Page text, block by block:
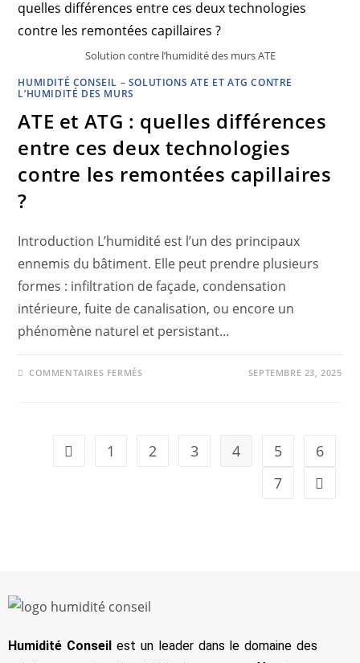
Solution contre l’humidité des murs ATE
HUMIDITÉ CONSEIL – SOLUTIONS ATE ET ATG CONTRE
L’HUMIDITÉ DES MURS
ATE et ATG : quelles différences
entre ces deux technologies
contre les remontées capillaires
?
Introduction L’humidité est l’un des principaux
ennemis du bâtiment. Elle peut prendre plusieurs
formes : infiltration de façade, condensation
intérieure, fuite de canalisation, ou encore un
phénomène naturel et persistant…
COMMENTAIRES FERMÉS SEPTEMBRE 23, 2025
1 2 3 4 5
6
7
Humidité Conseilest un leader dans le domaine des